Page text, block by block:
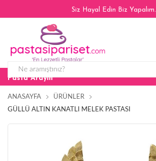
Siz Hayal Edin Biz Yapalım.
Pasta Arayın
ANASAYFA
ÜRÜNLER
GÜLLÜ ALTIN KANATLI MELEK PASTASI